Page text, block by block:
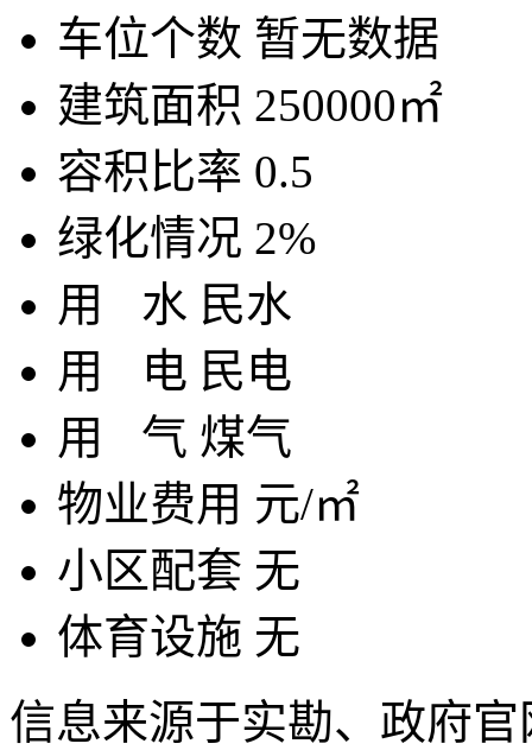
车位个数 暂无数据
建筑面积 250000㎡
容积比率 0.5
绿化情况 2%
用 水 民水
用
电 民电
用 气 煤气
物业费用 元/㎡
小区配套 无
体育设施 无
信息来源于实勘、政府